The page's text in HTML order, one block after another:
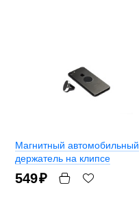
Магнитный автомобильный
держатель на клипсе
549₽